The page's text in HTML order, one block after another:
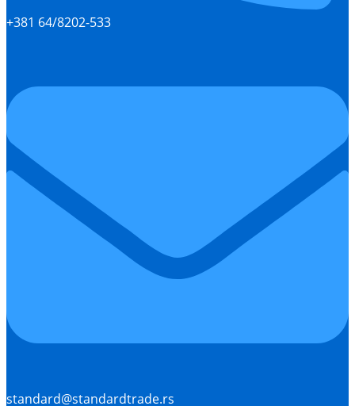
+381 64/8202-533
standard@standardtrade.rs